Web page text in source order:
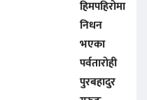
हिमपहिरोमा
निधन
भएका
पर्वतारोही
पुरबहादुर